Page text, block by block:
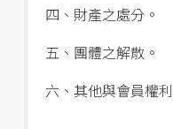
四、財產之處分。
五、團體之解散。
六、其他與會員權